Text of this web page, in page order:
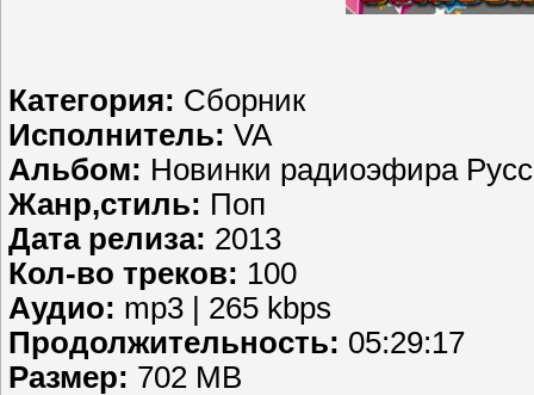
Категория: Сборник
Исполнитель: VA
Альбом: Новинки радиоэфира
Жанр,стиль: Поп
Дата релиза: 2013
Кол-во треков: 100
Аудио: mp3 | 265 kbps
Продолжительность: 05:29:17
Размер: 702 MB